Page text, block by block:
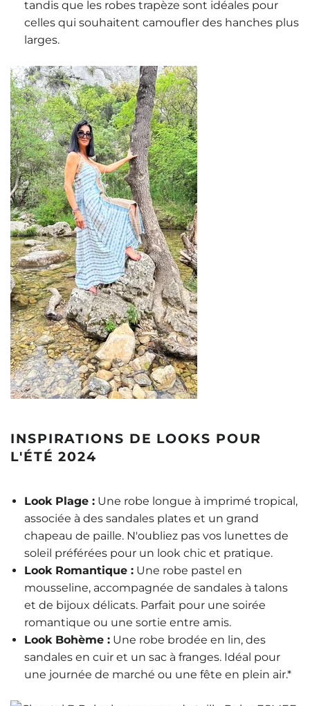
tandis que les robes trapèze sont idéales pour
celles qui souhaitent camoufler des hanches plus
larges.
INSPIRATIONS DE LOOKS POUR
L'ÉTÉ 2024
Look Plage : Une robe longue à imprimé tropical,
associée à des sandales plates et un grand
chapeau de paille. N'oubliez pas vos lunettes de
soleil préférées pour un look chic et pratique.
Look Romantique : Une robe pastel en
mousseline, accompagnée de sandales à talons
et de bijoux délicats. Parfait pour une soirée
romantique ou une sortie entre amis.
Look Bohème : Une robe brodée en lin, des
sandales en cuir et un sac à franges. Idéal pour
une journée de marché ou une fête en plein air.*